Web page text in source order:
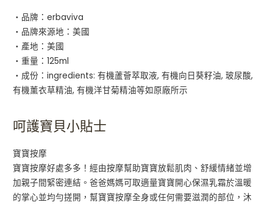
・品牌：erbaviva
・品牌來源地：美國
・產地：美國
・重量：125ml
・成份：ingredients: 有機蘆薈萃取液, 有機向日葵籽油, 玻尿酸,
有機薰衣草精油, 有機洋甘菊精油等如原廠所示
呵護寶貝小貼士
寶寶按摩
寶寶按摩好處多多！經由按摩幫助寶寶放鬆肌肉、舒緩情緒並增
加親子間緊密連結。爸爸媽媽可取適量寶寶開心保濕乳霜於溫暖
的掌心並均勻搓開，幫寶寶按摩全身或任何需要滋潤的部位，沐